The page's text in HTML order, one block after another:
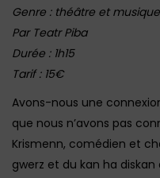
Genre : théâtre et musique
Par Teatr Piba
Durée : 1h15
Tarif : 15€
Avons-nous une
que nous n’avons pas
Krismenn, comédien et
gwerz et du kan ha